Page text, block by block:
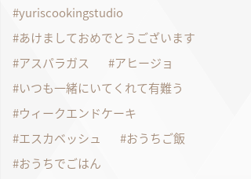
yuriscookingstudio
あけましておめでとうございます
アスパラガス
アヒージョ
いつも一緒にいてくれて有難う
ウィークエンドケーキ
エスカベッシュ
おうちご飯
おうちでごはん